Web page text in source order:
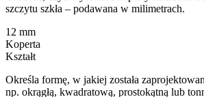
szczytu szkła – podawana w milimetrach.
12 mm
Koperta
Kształt
Określa formę, w jakiej została
np. okrągłą, kwadratową, prostokątną lub